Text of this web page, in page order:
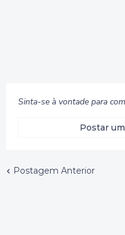
Sinta-se à vontade para
Postar
Postagem Anterior